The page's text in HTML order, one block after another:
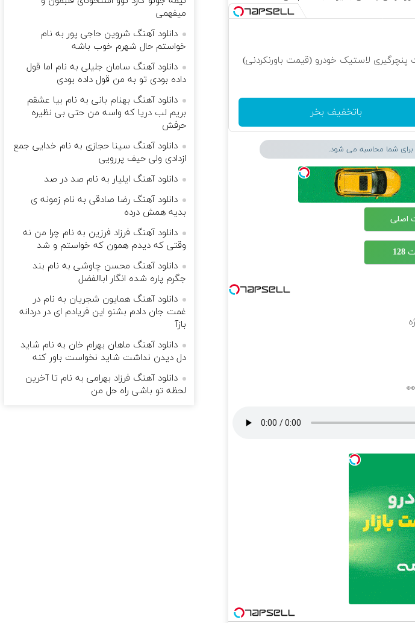
لاستیک خودرو (قیمت باورنکردنی)
باتخفیف بخر
برای شما محاسبه می شود.
اصلی
میفهمی
دانلود آهنگ شروین حاجی پور به نام
خواستم حال شهرم خوب باشه
دانلود آهنگ سامان جلیلی به نام اما قول
داده بودی تو به من قول داده بودی
دانلود آهنگ بهنام بانی به نام بیا عشقم
بریم لب دریا که واسه من حتی بی نظیره
حرفش
دانلود آهنگ سینا حجازی به نام خدایی جمع
ازدادی ولی حیف پررویی
دانلود آهنگ ایلیار به نام صد در صد
دانلود آهنگ رضا صادقی به نام زﻣﻮﻧﻪ ی
ﺑﺪﻳﻪ ﻫﻤﺶ درده
دانلود آهنگ فرزاد فرزین به نام چرا من نه
وقتی که دیدم همون که خواستم و شد
دانلود آهنگ محسن چاوشی به نام بند
جگرم پاره شده انگار اباالفضل
دانلود آهنگ همایون شجریان به نام در
غمت جان دادم بشنو این فریادم ای در دردانه
بازآ
دانلود آهنگ ماهان بهرام خان به نام شاید
دل دیدن نداشت شاید نخواست باور کنه
دانلود آهنگ فرزاد بهرامی به نام تا آخرین
لحظه تو باشی راه حل من